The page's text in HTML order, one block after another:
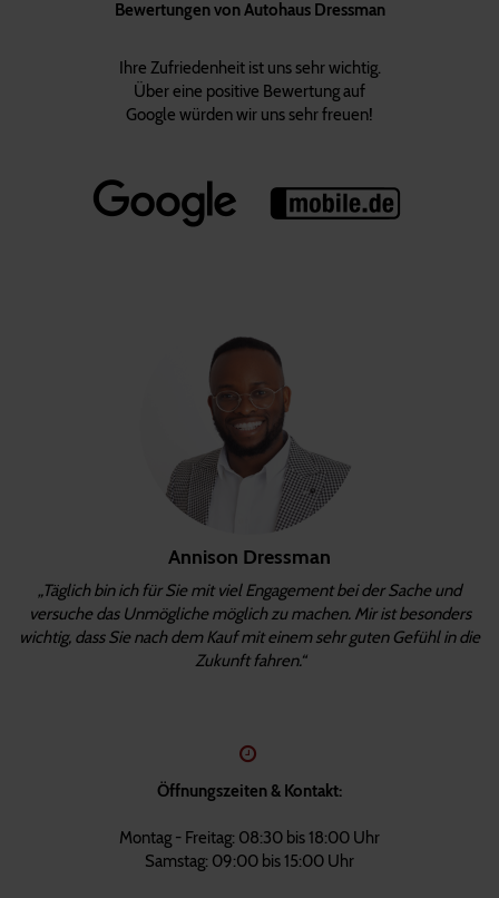
Bewertungen von Autohaus Dressman
Ihre Zufriedenheit ist uns sehr wichtig.
Über eine positive Bewertung auf
Google würden wir uns sehr freuen!
Annison Dressman
„Täglich bin ich für Sie mit viel Engagement bei der Sache und
versuche das Unmögliche möglich zu machen. Mir ist besonders
wichtig, dass Sie nach dem Kauf mit einem sehr guten Gefühl in die
Zukunft fahren.“
Öffnungszeiten & Kontakt:
Montag - Freitag: 08:30 bis 18:00 Uhr
Samstag: 09:00 bis 15:00 Uhr